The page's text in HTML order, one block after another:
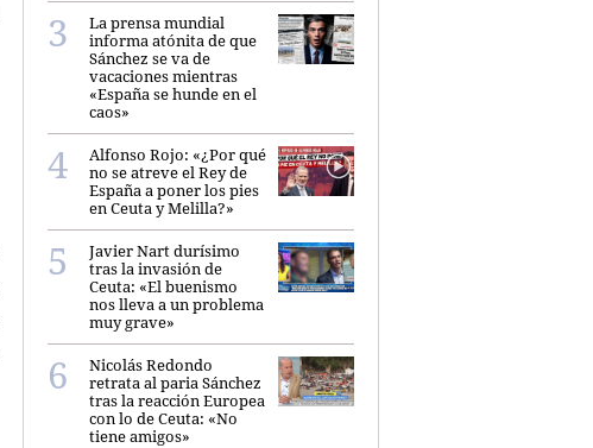
La prensa mundial
informa atónita de que
Sánchez se va de
vacaciones mientras
«España se hunde en el
caos»
Alfonso Rojo: «¿Por qué
no se atreve el Rey de
España a poner los pies
en Ceuta y Melilla?»
Javier Nart durísimo
tras la invasión de
Ceuta: «El buenismo
nos lleva a un problema
muy grave»
Nicolás Redondo
retrata al paria Sánchez
tras la reacción Europea
con lo de Ceuta: «No
tiene amigos»